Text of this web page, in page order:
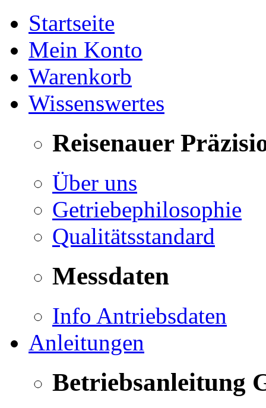
Startseite
Mein Konto
Warenkorb
Wissenswertes
Reisenauer
Über uns
Getriebephilosophie
Qualitätsstandard
Messdaten
Info Antriebsdaten
Anleitungen
Betriebsanleitung